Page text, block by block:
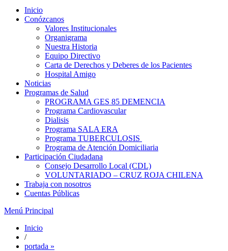
Inicio
Conózcanos
Valores Institucionales
Organigrama
Nuestra Historia
Equipo Directivo
Carta de Derechos y Deberes de los Pacientes
Hospital Amigo
Noticias
Programas de Salud
PROGRAMA GES 85 DEMENCIA
Programa Cardiovascular
Dialisis
Programa SALA ERA
Programa TUBERCULOSIS
Programa de Atención Domiciliaria
Participación Ciudadana
Consejo Desarrollo Local (CDL)
VOLUNTARIADO – CRUZ ROJA CHILENA
Trabaja con nosotros
Cuentas Públicas
Menú Principal
Inicio
/
portada »